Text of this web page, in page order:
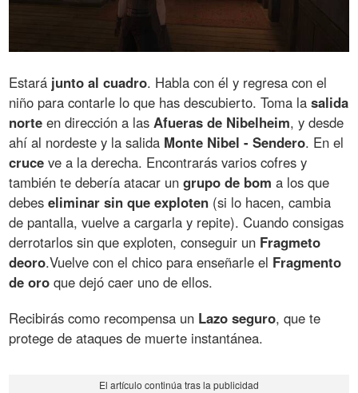
Estará junto al cuadro. Habla con él y regresa con el
niño para contarle lo que has descubierto. Toma lasalida
norte en dirección a las Afueras de Nibelheim, y desde
ahí al nordeste y la salida Monte Nibel - Sendero. En el
cruce ve a la derecha. Encontrarás varios cofres y
también te debería atacar ungrupo de bom a los que
debeseliminar sin que exploten (si lo hacen, cambia
de pantalla, vuelve a cargarla y repite). Cuando consigas
derrotarlos sin que exploten, conseguir un Fragmeto
deoro.Vuelve con el chico para enseñarle el Fragmento
de oro que dejó caer uno de ellos.
Recibirás como recompensa un Lazo seguro, que te
protege de ataques de muerte instantánea.